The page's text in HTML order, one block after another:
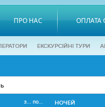
ПРО НАС ОПЛАТА
EКСКУРСІЙНІ ТУРИ
з... по... НОЧЕЙ